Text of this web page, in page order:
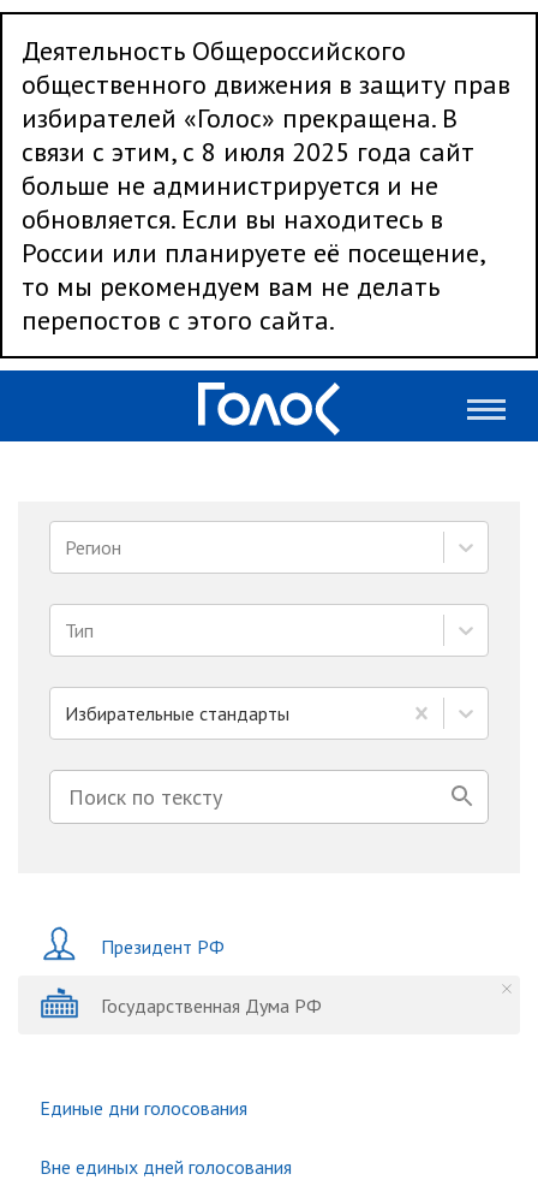
Деятельность Общероссийского
общественного движения в защиту прав
избирателей «Голос» прекращена. В
связи с этим, с 8 июля 2025 года сайт
больше не администрируется и не
обновляется. Если вы находитесь в
России или планируете её посещение,
то мы рекомендуем вам не делать
перепостов с этого сайта.
Регион
Тип
Избирательные стандарты
Президент РФ
Государственная Дума РФ
Единые дни голосования
Вне единых дней голосования